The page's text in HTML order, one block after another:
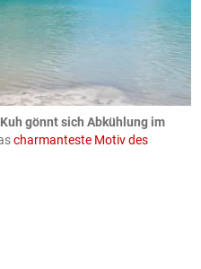
gönnt sich Abkühlung im
charmanteste Motiv des